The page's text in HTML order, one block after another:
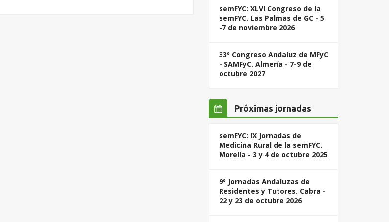
semFYC: XLVI Congreso de la
semFYC. Las Palmas de GC - 5
-7 de noviembre 2026
33º Congreso Andaluz de MFyC
- SAMFyC. Almería - 7-9 de
octubre 2027
Próximas jornadas
semFYC: IX Jornadas de
Medicina Rural de la semFYC.
Morella - 3 y 4 de octubre 2025
9º Jornadas Andaluzas de
Residentes y Tutores. Cabra -
22 y 23 de octubre 2026